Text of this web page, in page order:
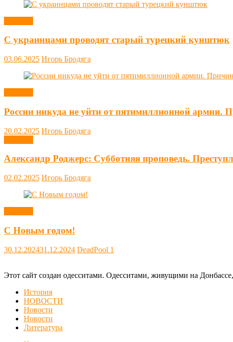
С украинцами проводят старый турецкий кунштюк
03.06.2025 Игорь Бродяга
России никуда не уйти от пятимиллионной армии.
20.02.2025 Игорь Бродяга
Александр Роджерс: Субботняя проповедь.
02.02.2025 Игорь Бродяга
С Новым годом!
30.12.202431.12.2024 DeadPool 1
Этот сайт создан одесситами. Одесситами, живущими на
История
НОВОСТИ
Новости
Новости
Литература